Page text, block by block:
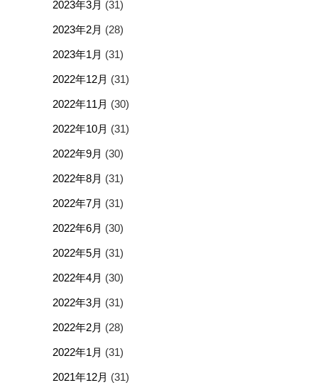
2023年3月 (31)
2023年2月 (28)
2023年1月 (31)
2022年12月 (31)
2022年11月 (30)
2022年10月 (31)
2022年9月 (30)
2022年8月 (31)
2022年7月 (31)
2022年6月 (30)
2022年5月 (31)
2022年4月 (30)
2022年3月 (31)
2022年2月 (28)
2022年1月 (31)
2021年12月 (31)